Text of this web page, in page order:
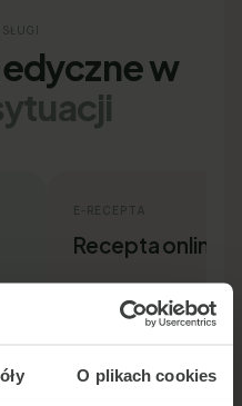
O plikach cookies
w
E-RECEPTA
Recepta online